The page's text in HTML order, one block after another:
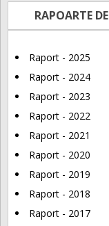
RAPOARTE
Raport - 2025
Raport - 2024
Raport - 2023
Raport - 2022
Raport - 2021
Raport - 2020
Raport - 2019
Raport - 2018
Raport - 2017